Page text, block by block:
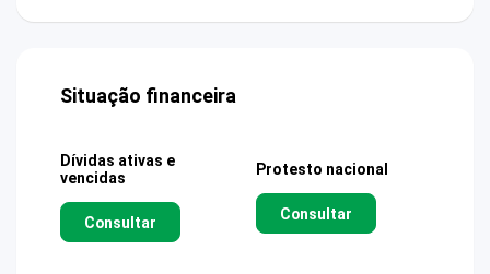
Situação financeira
Dívidas ativas e
vencidas
Consultar
Protesto nacional
Consultar